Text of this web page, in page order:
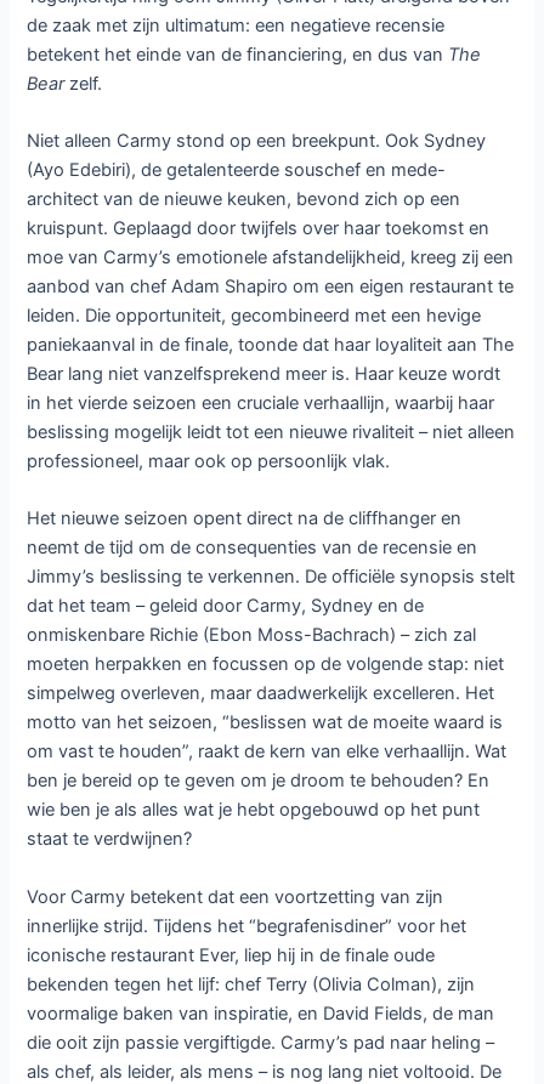
de zaak met zijn ultimatum: een negatieve recensie
betekent het einde van de financiering, en dus van The
Bearzelf.
Niet alleen Carmy stond op een breekpunt. Ook Sydney
(Ayo Edebiri), de getalenteerde souschef en mede-
architect van de nieuwe keuken, bevond zich op een
kruispunt. Geplaagd door twijfels over haar toekomst en
moe van Carmy’s emotionele afstandelijkheid, kreeg zij een
aanbod van chef Adam Shapiro om een eigen restaurant te
leiden. Die opportuniteit, gecombineerd met een hevige
paniekaanval in de finale, toonde dat haar loyaliteit aan The
Bear lang niet vanzelfsprekend meer is. Haar keuze wordt
in het vierde seizoen een cruciale verhaallijn, waarbij haar
beslissing mogelijk leidt tot een nieuwe rivaliteit – niet alleen
professioneel, maar ook op persoonlijk vlak.
Het nieuwe seizoen opent direct na de cliffhanger en
neemt de tijd om de consequenties van de recensie en
Jimmy’s beslissing te verkennen. De officiële synopsis stelt
dat het team – geleid door Carmy, Sydney en de
onmiskenbare Richie (Ebon Moss-Bachrach) – zich zal
moeten herpakken en focussen op de volgende stap: niet
simpelweg overleven, maar daadwerkelijk excelleren. Het
motto van het seizoen, “beslissen wat de moeite waard is
om vast te houden”, raakt de kern van elke verhaallijn. Wat
ben je bereid op te geven om je droom te behouden? En
wie ben je als alles wat je hebt opgebouwd op het punt
staat te verdwijnen?
Voor Carmy betekent dat een voortzetting van zijn
innerlijke strijd. Tijdens het “begrafenisdiner” voor het
iconische restaurant Ever, liep hij in de finale oude
bekenden tegen het lijf: chef Terry (Olivia Colman), zijn
voormalige baken van inspiratie, en David Fields, de man
die ooit zijn passie vergiftigde. Carmy’s pad naar heling –
als chef, als leider, als mens – is nog lang niet voltooid. De